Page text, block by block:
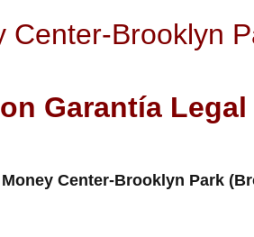
Center-Brooklyn
Garantía
Center-Brooklyn Park